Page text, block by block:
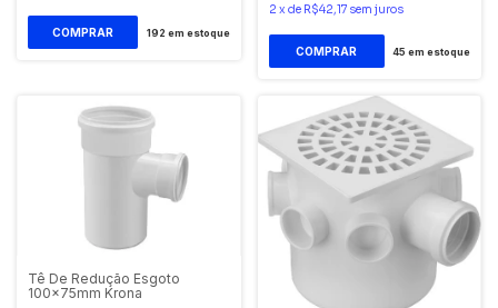
192 em estoque
2 x de R$42,17 sem juros
45 em estoque
Tê De Redução Esgoto
100x75mm Krona